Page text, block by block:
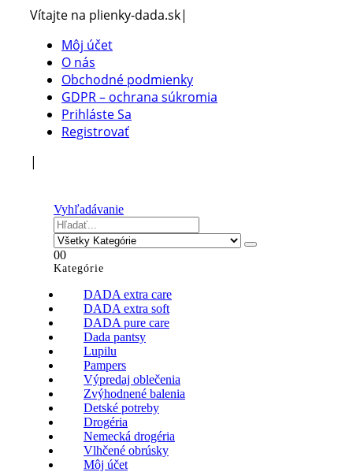
Vítajte na plienky-dada.sk|
Môj účet
O nás
Obchodné podmienky
GDPR – ochrana súkromia
Prihláste Sa
Registrovať
|
Vyhľadávanie
00
Kategórie
DADA extra care
DADA extra soft
DADA pure care
Dada pantsy
Lupilu
Pampers
Výpredaj oblečenia
Zvýhodnené balenia
Detské potreby
Drogéria
Nemecká drogéria
Vlhčené obrúsky
Môj účet